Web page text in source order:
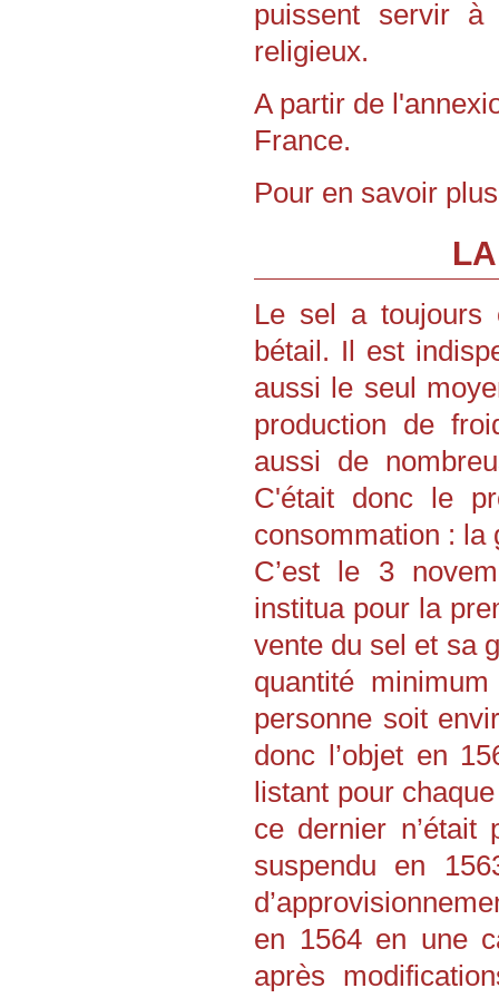
puissent servir
religieux.
A partir de
France.
Pour en savoir
Le sel a toujours
bétail. Il est
aussi le seul
production de
aussi de
C'était donc le
consommation : la
C’est le 3
institua pour la
vente du sel et sa
quantité
personne soit
donc l’objet en
listant pour
ce dernier n’était
suspendu en
en 1564 en une
après